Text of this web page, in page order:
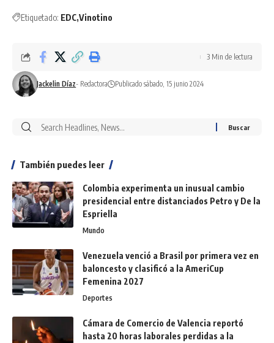
Etiquetado: EDC Vinotino
Jackelin Díaz- Redactora Publicado sábado, 15 junio 2024
3 Min de lectura
También puedes leer
Colombia experimenta un inusual cambio
presidencial entre distanciados Petro y De la
Espriella
Mundo
Venezuela venció a Brasil por primera vez en
baloncesto y clasificó a la AmeriCup
Femenina 2027
Deportes
Cámara de Comercio de Valencia reportó
hasta 20 horas laborales perdidas a la